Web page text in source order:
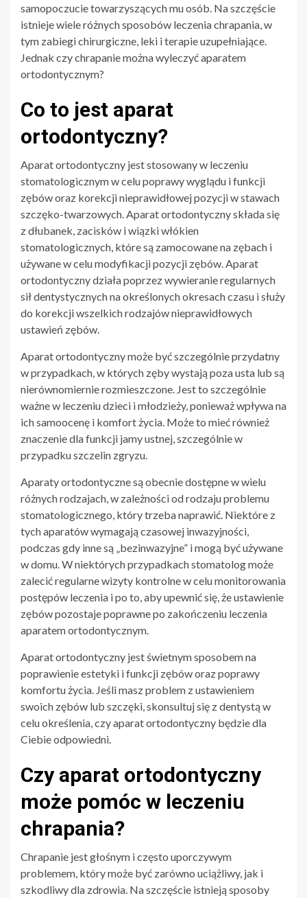
samopoczucie towarzyszących mu osób. Na szczęście
istnieje wiele różnych sposobów leczenia chrapania, w
tym zabiegi chirurgiczne, leki i terapie uzupełniające.
Jednak czy chrapanie można wyleczyć aparatem
ortodontycznym?
Co to jest aparat
ortodontyczny?
Aparat ortodontyczny jest stosowany w leczeniu
stomatologicznym w celu poprawy wyglądu i funkcji
zębów oraz korekcji nieprawidłowej pozycji w stawach
szczęko-twarzowych. Aparat ortodontyczny składa się
z dłubanek, zacisków i wiązki włókien
stomatologicznych, które są zamocowane na zębach i
używane w celu modyfikacji pozycji zębów. Aparat
ortodontyczny działa poprzez wywieranie regularnych
sił dentystycznych na określonych okresach czasu i służy
do korekcji wszelkich rodzajów nieprawidłowych
ustawień zębów.
Aparat ortodontyczny może być szczególnie przydatny
w przypadkach, w których zęby wystają poza usta lub są
nierównomiernie rozmieszczone. Jest to szczególnie
ważne w leczeniu dzieci i młodzieży, ponieważ wpływa na
ich samoocenę i komfort życia. Może to mieć również
znaczenie dla funkcji jamy ustnej, szczególnie w
przypadku szczelin zgryzu.
Aparaty ortodontyczne są obecnie dostępne w wielu
różnych rodzajach, w zależności od rodzaju problemu
stomatologicznego, który trzeba naprawić. Niektóre z
tych aparatów wymagają czasowej inwazyjności,
podczas gdy inne są „bezinwazyjne” i mogą być używane
w domu. W niektórych przypadkach stomatolog może
zalecić regularne wizyty kontrolne w celu monitorowania
postępów leczenia i po to, aby upewnić się, że ustawienie
zębów pozostaje poprawne po zakończeniu leczenia
aparatem ortodontycznym.
Aparat ortodontyczny jest świetnym sposobem na
poprawienie estetyki i funkcji zębów oraz poprawy
komfortu życia. Jeśli masz problem z ustawieniem
swoich zębów lub szczęki, skonsultuj się z dentystą w
celu określenia, czy aparat ortodontyczny będzie dla
Ciebie odpowiedni.
Czy aparat ortodontyczny
może pomóc w leczeniu
chrapania?
Chrapanie jest głośnym i często uporczywym
problemem, który może być zarówno uciążliwy, jak i
szkodliwy dla zdrowia. Na szczęście istnieją sposoby